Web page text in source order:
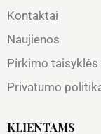
Kontaktai
Naujienos
Pirkimo taisyklės
Privatumo
KLIENTAMS